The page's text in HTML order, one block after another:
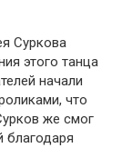
Суркова
этого танца
начали
что
же смог
благодаря